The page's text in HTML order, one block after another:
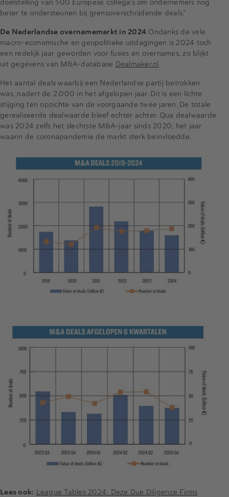
doelstelling van 500 Europese collega’s om ondernemers nog
beter te ondersteunen bij grensoverschrijdende deals.”
De Nederlandse overnamemarkt in 2024 Ondanks de vele
macro-economische en geopolitieke uitdagingen is 2024 toch
een redelijk jaar geworden voor fusies en overnames, zo blijkt
uit gegevens van M&A-database Dealmaker.nl.
Het aantal deals waarbij een Nederlandse partij betrokken
was, nadert de 2.000 in het afgelopen jaar. Dit is een lichte
stijging ten opzichte van de voorgaande twee jaren. De totale
gerealiseerde dealwaarde bleef echter achter. Qua dealwaarde
was 2024 zelfs het slechtste M&A-jaar sinds 2020, het jaar
waarin de coronapandemie de markt sterk beïnvloedde.
Lees ook: League Tables 2024: Deze Due Diligence Firms